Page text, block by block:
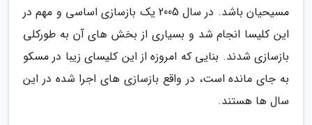
مسیحیان باشد. در سال 2005 یک بازسازی اساسی و مهم در
این کلیسا انجام شد و بسیاری از بخش های آن به طورکلی
بازسازی شدند. بنایی که امروزه از این کلیسای زیبا در مسکو
به جای مانده است، در واقع بازسازی های اجرا شده در این
سال ها هستند.